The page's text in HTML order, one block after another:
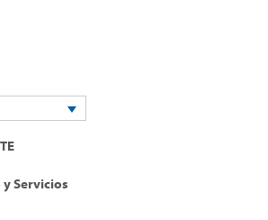
y Servicios